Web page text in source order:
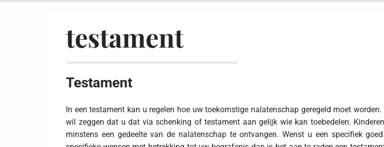
testament
Testament
In een testament kan u regelen hoe uw toekomstige nalatenschap geregeld moet
wil zeggen dat u dat via schenking of testament aan gelijk wie kan toebedelen.
minstens een gedeelte van de nalatenschap te ontvangen. Wenst u een specifiek